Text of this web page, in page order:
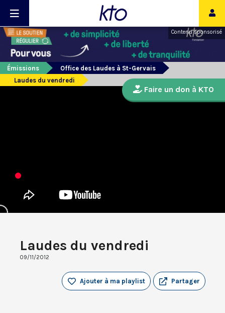
Contenu sponsorisé
Émissions
Office des Laudes à St-Gervais
Laudes du vendredi
Laudes du vendredi
09/11/2012
Partager
Ajouter à ma playlist
Faire un don à KTO